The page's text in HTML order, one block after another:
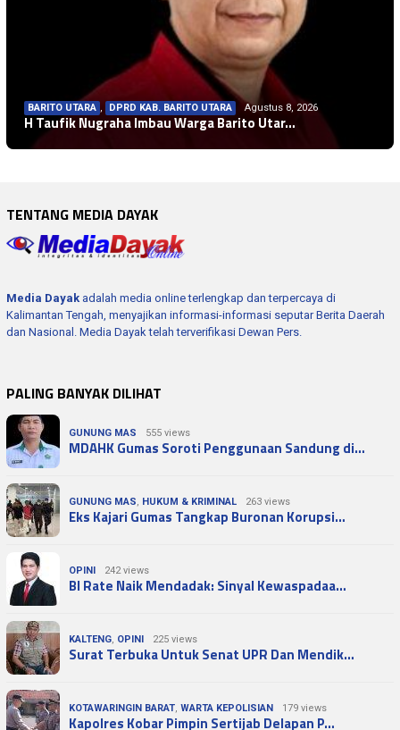
BARITO UTARA , DPRD KAB. BARITO UTARA Agustus 8, 2026
H Taufik Nugraha Imbau Warga Barito Utar…
TENTANG MEDIA DAYAK
Media Dayak adalah media online terlengkap dan terpercaya di
Kalimantan Tengah, menyajikan informasi-informasi seputar Berita Daerah
dan Nasional. Media Dayak telah terverifikasi Dewan Pers.
PALING BANYAK DILIHAT
GUNUNG MAS 555 views
MDAHK Gumas Soroti Penggunaan Sandung di…
GUNUNG MAS, HUKUM & KRIMINAL 263 views
Eks Kajari Gumas Tangkap Buronan Korupsi…
OPINI 242 views
BI Rate Naik Mendadak: Sinyal Kewaspadaa…
KALTENG, OPINI 225 views
Surat Terbuka Untuk Senat UPR Dan Mendik…
KOTAWARINGIN BARAT, WARTA KEPOLISIAN 179 views
Kapolres Kobar Pimpin Sertijab Delapan P…